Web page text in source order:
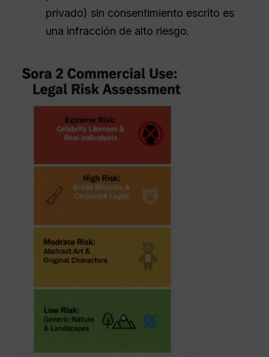
privado) sin consentimiento escrito es
una infracción de alto riesgo.